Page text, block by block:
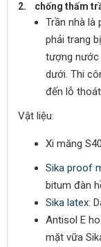
2. chống thấm
Trần nhà là
phải trang
tượng nước
dưới. Thi
đến lỗ
Vật liệu:
Xi măng
Sika proof
bitum đàn
Sika latex:
Antisol E
mặt vữa